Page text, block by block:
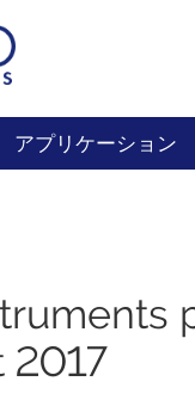
アプリケーション
2017